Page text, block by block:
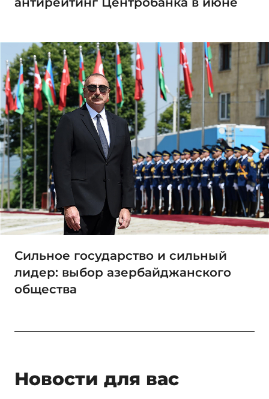
Сильное государство и сильный
лидер: выбор азербайджанского
общества
Новости для вас